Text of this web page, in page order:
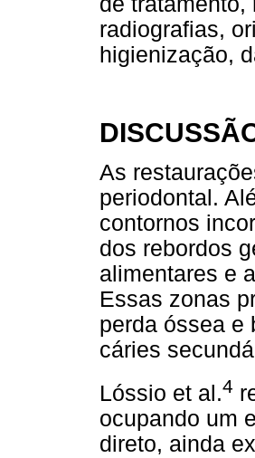
radiografias,
higienização,
As
periodontal.
contornos
dos rebordos
alimentares e
Essas zonas
perda óssea e
cáries
Lóssio et al.4
ocupando um
direto, ainda